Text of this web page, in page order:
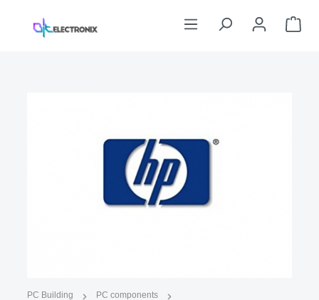
Skip to main content
PC Building
PC components